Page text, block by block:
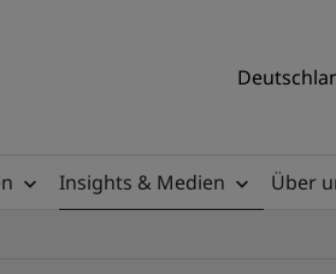
Insights & Medien
Über